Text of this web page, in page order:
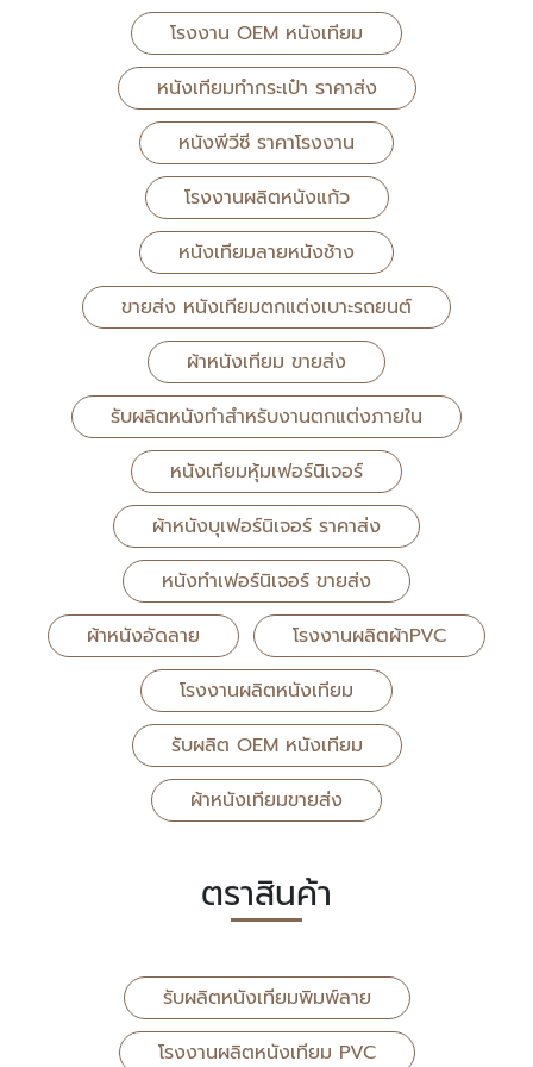
โรงงาน OEM หนังเทียม
หนังเทียมทำกระเป๋า ราคาส่ง
หนังพีวีซี ราคาโรงงาน
โรงงานผลิตหนังแก้ว
หนังเทียมลายหนังช้าง
ขายส่ง หนังเทียมตกแต่งเบาะรถยนต์
ผ้าหนังเทียม ขายส่ง
รับผลิตหนังทำสำหรับงานตกแต่งภายใน
หนังเทียมหุ้มเฟอร์นิเจอร์
ผ้าหนังบุเฟอร์นิเจอร์ ราคาส่ง
หนังทำเฟอร์นิเจอร์ ขายส่ง
ผ้าหนังอัดลาย
โรงงานผลิตผ้าPVC
โรงงานผลิตหนังเทียม
รับผลิต OEM หนังเทียม
ผ้าหนังเทียมขายส่ง
ตราสินค้า
รับผลิตหนังเทียมพิมพ์ลาย
โรงงานผลิตหนังเทียม PVC